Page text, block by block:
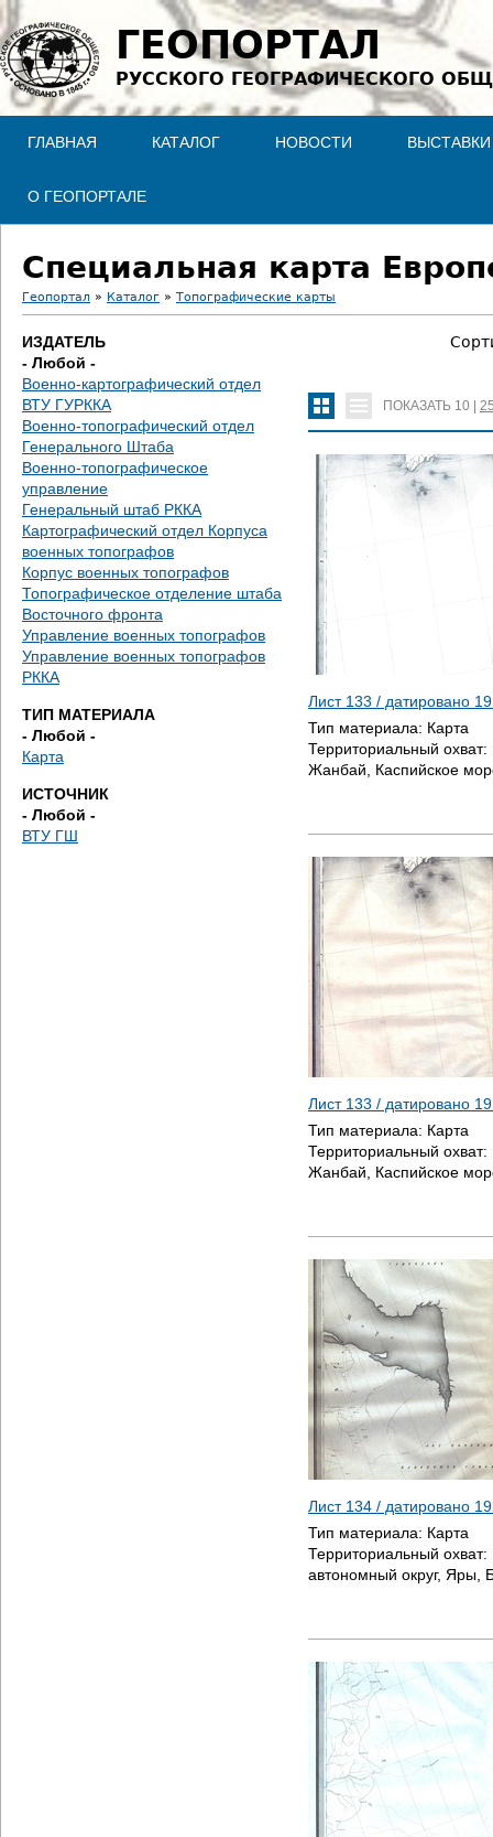
Jump to navigation
ГЕОПОРТАЛ
РУССКОГО ГЕОГРАФИЧЕСКОГО
ГЛАВНАЯ КАТАЛОГ НОВОСТИ ВЫСТАВКИ
О ГЕОПОРТАЛЕ
Специальная карта
В
ы
з
д
е
с
ь
Геопортал » Каталог » Топографические карты
ИЗДАТЕЛЬ
- Любой -
Военно-картографический отдел
ВТУ ГУРККА
Военно-топографический отдел
Генерального Штаба
Военно-топографическое
управление
Генеральный штаб РККА
Картографический отдел Корпуса
военных топографов
Корпус военных топографов
Топографическое отделение штаба
Восточного фронта
Управление военных топографов
Управление военных топографов
РККА
ТИП МАТЕРИАЛА
- Любой -
Карта
ИСТОЧНИК
- Любой -
ВТУ ГШ
ПОКАЗАТЬ 10
Лист 133 / датировано
Тип материала: Карта
Территориальный охват:
Жанбай, Каспийское
Лист 133 / датировано
Тип материала: Карта
Территориальный охват:
Жанбай, Каспийское
Лист 134 / датировано
Тип материала: Карта
Территориальный охват:
автономный округ, Яры,